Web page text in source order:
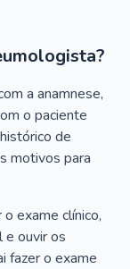
a anamnese,
o paciente
de
motivos para
exame clínico,
e ouvir os
fazer o exame